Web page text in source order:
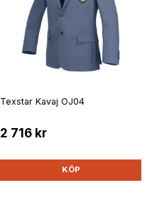
Texstar Kavaj OJ04
2 716 kr
KÖP